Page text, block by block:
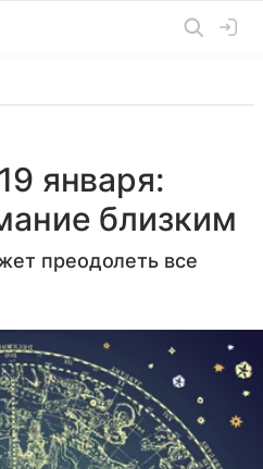
января:
близким
преодолеть все